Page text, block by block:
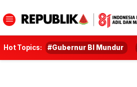
Hot Topics: #Gubernur BI Mundur